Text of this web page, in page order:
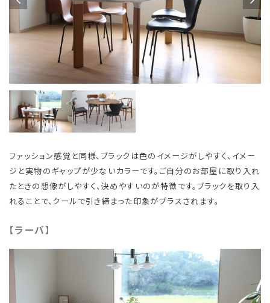
ファッション感覚と同様、ブラックは色のイメージがしやすく、イメー
ジと実物のギャップが少ないカラーです。ご自分のお部屋に取り入れ
たときの想像がしやすく、決めやすいのが特徴です。ブラックを取り入
れることで、クールで引き締まった印象がプラスされます。
【ラーバ】